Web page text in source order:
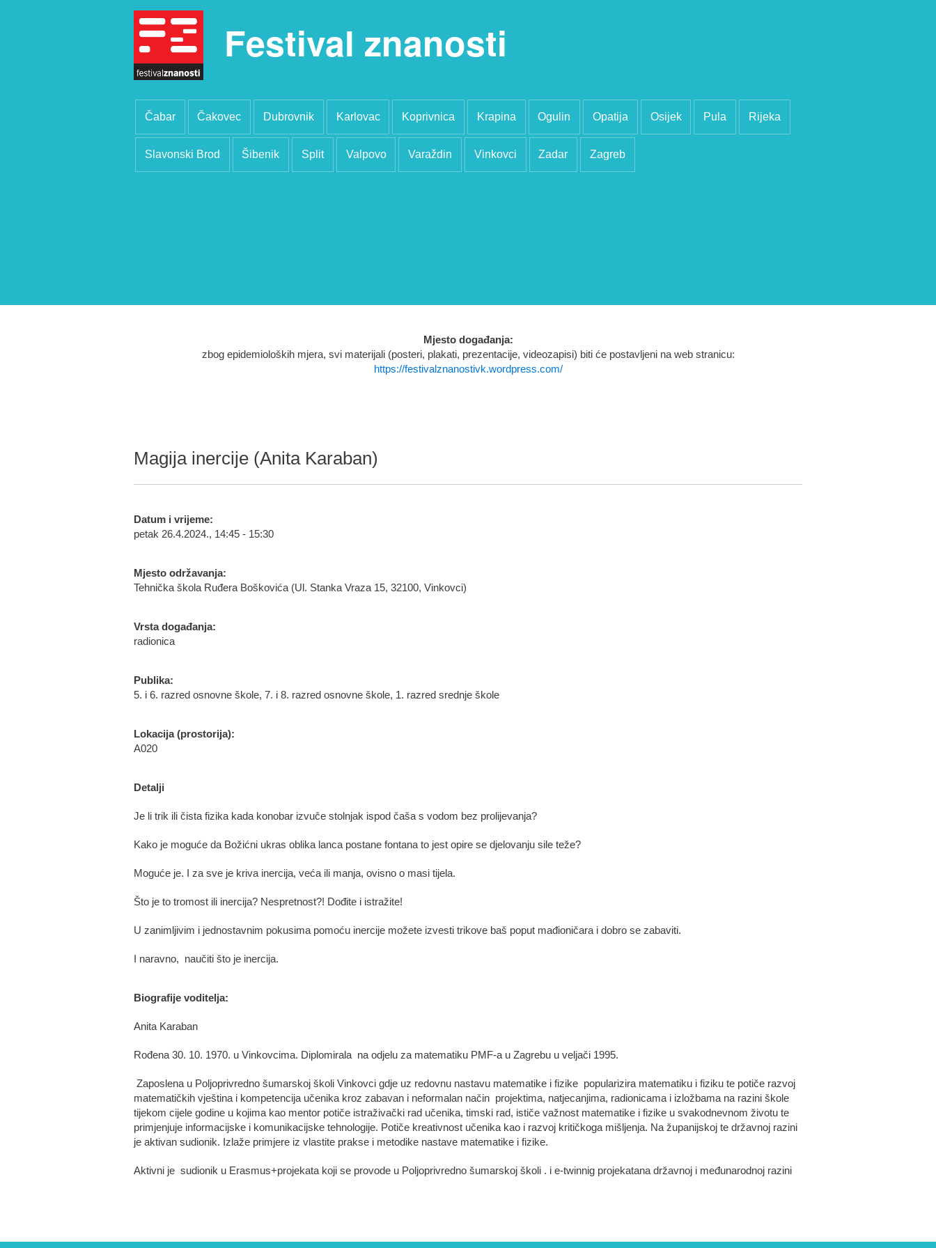
Festival znanosti
Čabar Čakovec Dubrovnik Karlovac Koprivnica Krapina Ogulin Opatija Osijek Pula Rijeka
Slavonski Brod Šibenik Split Valpovo Varaždin Vinkovci Zadar Zagreb
Mjesto događanja:
zbog epidemioloških mjera, svi materijali (posteri, plakati, prezentacije, videozapisi) biti će postavljeni na web stranicu:
https://festivalznanostivk.wordpress.com/
Magija inercije (Anita Karaban)
Datum i vrijeme:
petak 26.4.2024., 14:45 - 15:30
Mjesto održavanja:
Tehnička škola Ruđera Boškovića (Ul. Stanka Vraza 15, 32100, Vinkovci)
Vrsta događanja:
radionica
Publika:
5. i 6. razred osnovne škole, 7. i 8. razred osnovne škole, 1. razred srednje škole
Lokacija (prostorija):
A020
Detalji
Je li trik ili čista fizika kada konobar izvuče stolnjak ispod čaša s vodom bez prolijevanja?
Kako je moguće da Božićni ukras oblika lanca postane fontana to jest opire se djelovanju sile teže?
Moguće je. I za sve je kriva inercija, veća ili manja, ovisno o masi tijela.
Što je to tromost ili inercija? Nespretnost?! Dođite i istražite!
U zanimljivim i jednostavnim pokusima pomoću inercije možete izvesti trikove baš poput mađioničara i dobro se zabaviti.
I naravno, naučiti što je inercija.
Biografije voditelja:
Anita Karaban
Rođena 30. 10. 1970. u Vinkovcima. Diplomirala na odjelu za matematiku PMF-a u Zagrebu u veljači 1995.
Zaposlena u Poljoprivredno šumarskoj školi Vinkovci gdje uz redovnu nastavu matematike i fizike popularizira matematiku i fiziku te potiče razvoj
matematičkih vještina i kompetencija učenika kroz zabavan i neformalan način projektima, natjecanjima, radionicama i izložbama na razini škole
tijekom cijele godine u kojima kao mentor potiče istraživački rad učenika, timski rad, ističe važnost matematike i fizike u svakodnevnom životu te
primjenjuje informacijske i komunikacijske tehnologije. Potiče kreativnost učenika kao i razvoj kritičkoga mišljenja. Na županijskoj te državnoj razini
je aktivan sudionik. Izlaže primjere iz vlastite prakse i metodike nastave matematike i fizike.
Aktivni je sudionik u Erasmus+projekata koji se provode u Poljoprivredno šumarskoj školi . i e-twinnig projekatana državnoj i međunarodnoj razini